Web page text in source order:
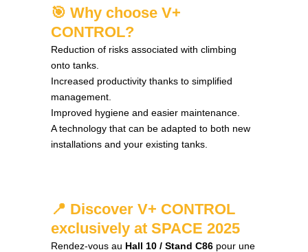
🎯 Why choose V+
CONTROL?
Reduction of risks associated with climbing
onto tanks.
Increased productivity thanks to simplified
management.
Improved hygiene and easier maintenance.
A technology that can be adapted to both new
installations and your existing tanks.
📍 Discover V+ CONTROL
exclusively at SPACE 2025
Rendez-vous au Hall 10 / Stand C86 pour une